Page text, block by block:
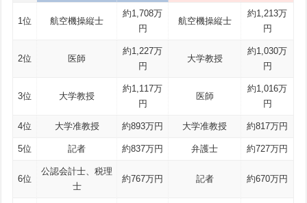
1位 航空機操縦士
約1,708万
円
航空機操縦士
約1,213万
円
2位 医師
約1,227万
円
大学教授
約1,030万
円
3位 大学教授
約1,117万
円
医師
約1,016万
円
4位 大学准教授 約893万円 大学准教授 約817万円
5位 記者 約837万円 弁護士 約727万円
6位
公認会計士、税理
士
約767万円 記者 約670万円